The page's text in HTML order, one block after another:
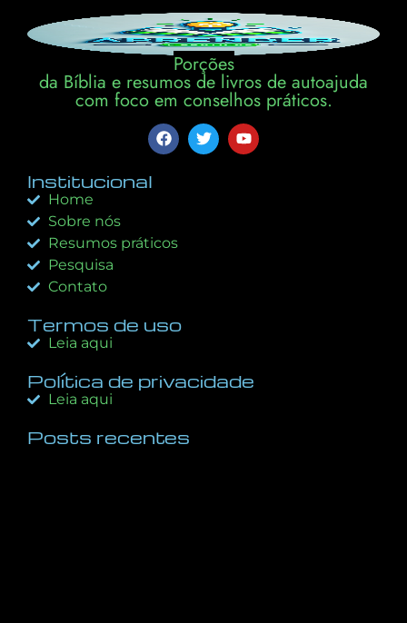
Porções
da Bíblia e resumos de livros de autoajuda
com foco em conselhos práticos.
Institucional
Home
Sobre nós
Resumos práticos
Pesquisa
Contato
Termos de uso
Leia aqui
Política de privacidade
Leia aqui
Posts recentes